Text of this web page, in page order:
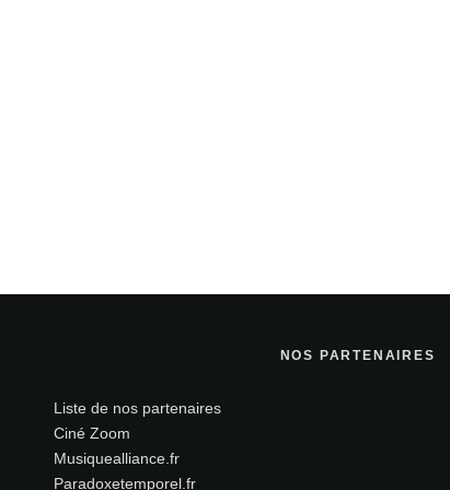
NOS PARTENAIRES
Liste de nos partenaires
Ciné Zoom
Musiquealliance.fr
Paradoxetemporel.fr